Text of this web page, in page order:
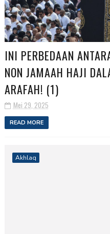
INI PERBEDAAN
NON JAMAAH HAJI
ARAFAH! (1)
Mei 29, 2025
READ MORE
Akhlaq